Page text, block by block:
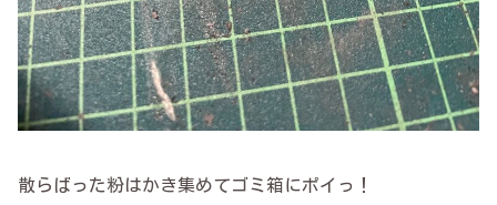
散らばった粉はかき集めてゴミ箱にポイっ！